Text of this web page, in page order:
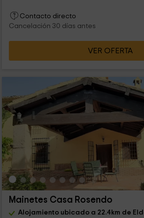
Contacto directo
Cancelación 30 días antes
VER OFERTA
Mainetes Casa Rosendo
Alojamiento ubicado a 22.4km de